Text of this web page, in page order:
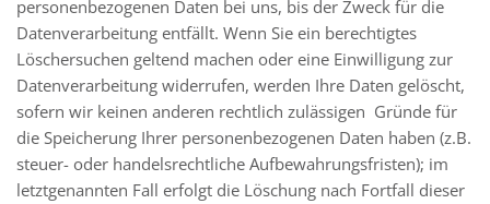
personenbezogenen Daten bei uns, bis der Zweck für die
Datenverarbeitung entfällt. Wenn Sie ein berechtigtes
Löschersuchen geltend machen oder eine Einwilligung zur
Datenverarbeitung widerrufen, werden Ihre Daten gelöscht,
sofern wir keinen anderen rechtlich zulässigen Gründe für
die Speicherung Ihrer personenbezogenen Daten haben (z.B.
steuer- oder handelsrechtliche Aufbewahrungsfristen); im
letztgenannten Fall erfolgt die Löschung nach Fortfall dieser